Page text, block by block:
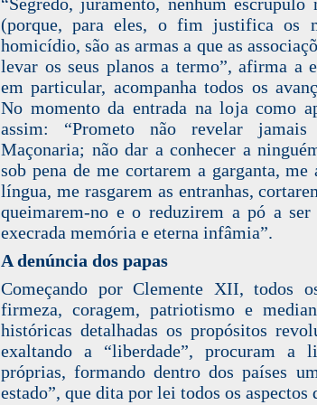
(porque, para eles, o fim justifica os
homicídio, são as armas a que as
levar os seus planos a termo”, afirma a
em particular, acompanha todos os
No momento da entrada na loja como
assim: “Prometo não revelar
Maçonaria; não dar a conhecer a
sob pena de me cortarem a garganta, me
língua, me rasgarem as entranhas,
queimarem-no e o reduzirem a pó a ser
execrada memória e eterna infâmia”.
A denúncia dos papas
Começando por Clemente XII, todos
firmeza, coragem, patriotismo e
históricas detalhadas os propósitos
exaltando a “liberdade”, procuram a
próprias, formando dentro dos países
estado”, que dita por lei todos os aspectos